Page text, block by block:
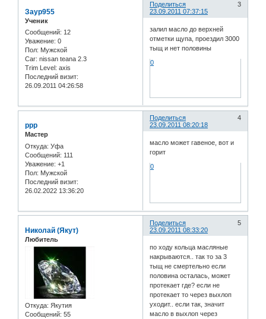
Поделиться
3
23.09.2011 07:37:15
Заур955
Ученик
Сообщений: 12
Уважение: 0
Пол: Мужской
Car: nissan teana 2.3
Trim Level: axis
Последний визит:
26.09.2011 04:26:58
залил масло до верхней
отметки щупа, проездил 3000
тыщ и нет половины
0
Поделиться
4
23.09.2011 08:20:18
ррр
Мастер
Откуда: Уфа
Сообщений: 111
Уважение: +1
Пол: Мужской
Последний визит:
26.02.2022 13:36:20
масло может гавеное, вот и
горит
0
Поделиться
5
23.09.2011 08:33:20
Николай (Якут)
Любитель
Откуда: Якутия
Сообщений: 55
по ходу кольца масляные
накрываются.. так то за 3
тыщ не смертельно если
половина осталась, может
протекает где? если не
протекает то через выхлоп
уходит.. если так, значит
масло в выхлоп через